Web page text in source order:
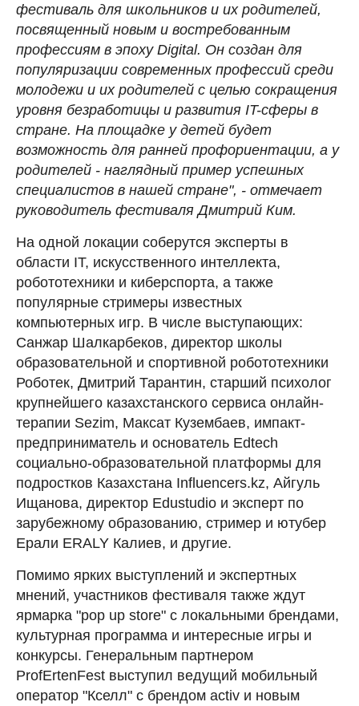
фестиваль для школьников и их родителей,
посвященный новым и востребованным
профессиям в эпоху Digital. Он создан для
популяризации современных профессий среди
молодежи и их родителей с целью сокращения
уровня безработицы и развития IT-сферы в
стране. На площадке у детей будет
возможность для ранней профориентации, а у
родителей - наглядный пример успешных
специалистов в нашей стране", - отмечает
руководитель фестиваля Дмитрий Ким.
На одной локации соберутся эксперты в
области IT, искусственного интеллекта,
робототехники и киберспорта, а также
популярные стримеры известных
компьютерных игр. В числе выступающих:
Санжар Шалкарбеков, директор школы
образовательной и спортивной робототехники
Роботек, Дмитрий Тарантин, старший психолог
крупнейшего казахстанского сервиса онлайн-
терапии Sezim, Максат Кузембаев, импакт-
предприниматель и основатель Edtech
социально-образовательной платформы для
подростков Казахстана Influencers.kz, Айгуль
Ищанова, директор Edustudio и эксперт по
зарубежному образованию, стример и ютубер
Ерали ERALY Калиев, и другие.
Помимо ярких выступлений и экспертных
мнений, участников фестиваля также ждут
ярмарка "pop up store" с локальными брендами,
культурная программа и интересные игры и
конкурсы. Генеральным партнером
ProfErtenFest выступил ведущий мобильный
оператор "Кселл" с брендом activ и новым